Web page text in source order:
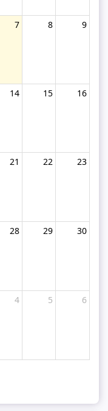
7 8 9
14 15 16
21 22 23
28 29 30
4 5 6